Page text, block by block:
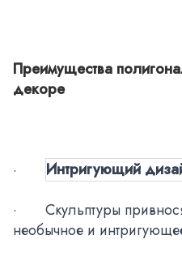
Преимущества
декоре
· Интригующий
· Скульптуры
необычное и